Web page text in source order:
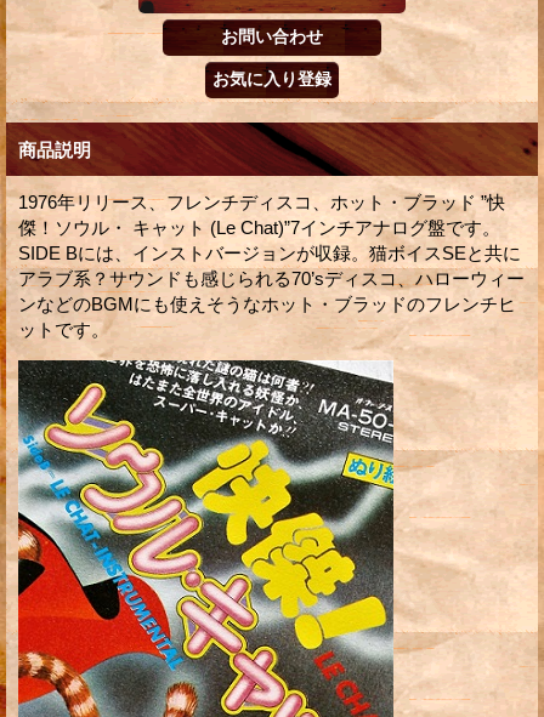
商品説明
1976年リリース、フレンチディスコ、ホット・ブラッド ”快
傑！ソウル・ キャット (Le Chat)”7インチアナログ盤です。
SIDE Bには、インストバージョンが収録。猫ボイスSEと共に
アラブ系？サウンドも感じられる70’sディスコ、ハローウィー
ンなどのBGMにも使えそうなホット・ブラッドのフレンチヒ
ットです。